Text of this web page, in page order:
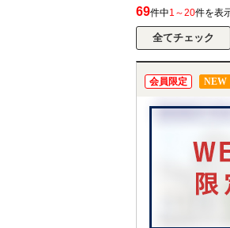
69件中1～20件を表
会員限定 NEW